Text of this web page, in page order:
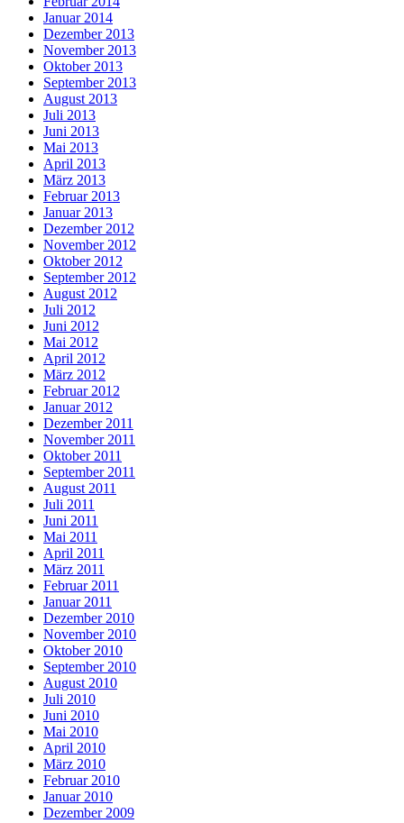
Januar 2014
Dezember 2013
November 2013
Oktober 2013
September 2013
August 2013
Juli 2013
Juni 2013
Mai 2013
April 2013
März 2013
Februar 2013
Januar 2013
Dezember 2012
November 2012
Oktober 2012
September 2012
August 2012
Juli 2012
Juni 2012
Mai 2012
April 2012
März 2012
Februar 2012
Januar 2012
Dezember 2011
November 2011
Oktober 2011
September 2011
August 2011
Juli 2011
Juni 2011
Mai 2011
April 2011
März 2011
Februar 2011
Januar 2011
Dezember 2010
November 2010
Oktober 2010
September 2010
August 2010
Juli 2010
Juni 2010
Mai 2010
April 2010
März 2010
Februar 2010
Januar 2010
Dezember 2009